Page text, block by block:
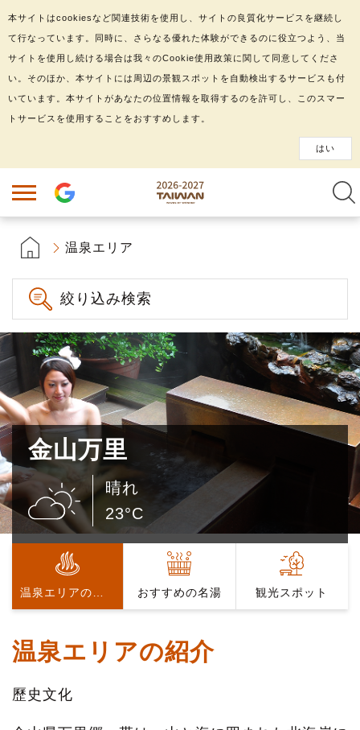
温泉エリア
絞り込み検索
金山万里
晴れ
23°C
おすすめの名湯 観光スポット
温泉エリアの紹介
歷史文化
本サイトはcookiesなど関連技術を使用し、サイトの良質化サービスを継続し
て行なっています。同時に、さらなる優れた体験ができるのに役立つよう、当
サイトを使用し続ける場合は我々のCookie使用政策に関して同意してくださ
い。そのほか、本サイトには周辺の景観スポットを自動検出するサービスも付
いています。本サイトがあなたの位置情報を取得するのを許可し、このスマー
トサービスを使用することをおすすめします。
はい